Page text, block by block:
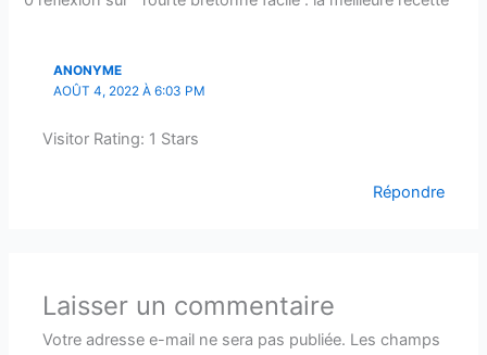
ANONYME
AOÛT 4, 2022 À 6:03 PM
Visitor Rating: 1 Stars
Répondre
Laisser un commentaire
Votre adresse e-mail ne sera pas publiée. Les champs